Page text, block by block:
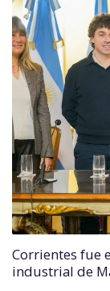
Corrientes fue
industrial de